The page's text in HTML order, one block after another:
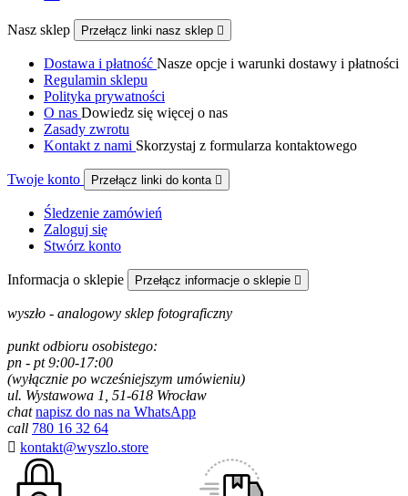
Nasz sklep Przełącz linki nasz sklep 
Dostawa i płatność Nasze opcje i warunki dostawy i płatności
Regulamin sklepu
Polityka prywatności
O nas Dowiedz się więcej o nas
Zasady zwrotu
Kontakt z nami Skorzystaj z formularza kontaktowego
Twoje konto Przełącz linki do konta 
Śledzenie zamówień
Zaloguj się
Stwórz konto
Informacja o sklepie Przełącz informacje o sklepie 
wyszło - analogowy sklep fotograficzny
punkt odbioru osobistego:
pn - pt 9:00-17:00
(wyłącznie po wcześniejszym umówieniu)
ul. Wystawowa 1, 51-618 Wrocław
chat napisz do nas na WhatsApp
call 780 16 32 64
 kontakt@wyszlo.store